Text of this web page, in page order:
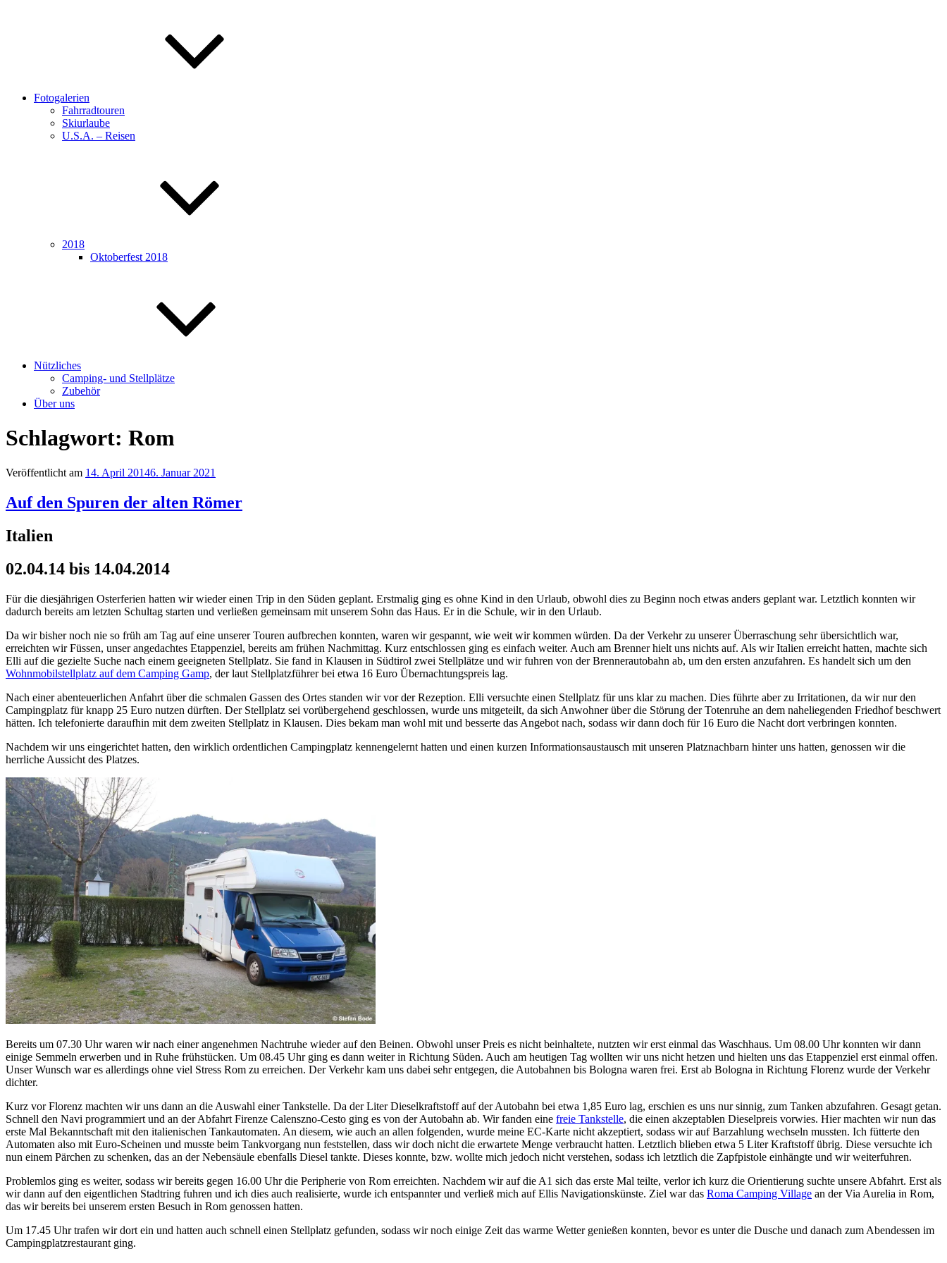
Fotogalerien
Fahrradtouren
Skiurlaube
U.S.A. – Reisen
2018
Oktoberfest 2018
Nützliches
Camping- und Stellplätze
Zubehör
Über uns
Schlagwort: Rom
Veröffentlicht am 14. April 20146. Januar 2021
Auf den Spuren der alten Römer
Italien
02.04.14 bis 14.04.2014
Für die diesjährigen Osterferien hatten wir wieder einen Trip in den Süden geplant. Erstmalig ging es ohne Kind in den Urlaub, obwohl dies zu Beginn noch etwas anders geplant war. Letztlich konnten wir
dadurch bereits am letzten Schultag starten und verließen gemeinsam mit unserem Sohn das Haus. Er in die Schule, wir in den Urlaub.
Da wir bisher noch nie so früh am Tag auf eine unserer Touren aufbrechen konnten, waren wir gespannt, wie weit wir kommen würden. Da der Verkehr zu unserer Überraschung sehr übersichtlich war,
erreichten wir Füssen, unser angedachtes Etappenziel, bereits am frühen Nachmittag. Kurz entschlossen ging es einfach weiter. Auch am Brenner hielt uns nichts auf. Als wir Italien erreicht hatten, machte sich
Elli auf die gezielte Suche nach einem geeigneten Stellplatz. Sie fand in Klausen in Südtirol zwei Stellplätze und wir fuhren von der Brennerautobahn ab, um den ersten anzufahren. Es handelt sich um den
Wohnmobilstellplatz auf dem Camping Gamp, der laut Stellplatzführer bei etwa 16 Euro Übernachtungspreis lag.
Nach einer abenteuerlichen Anfahrt über die schmalen Gassen des Ortes standen wir vor der Rezeption. Elli versuchte einen Stellplatz für uns klar zu machen. Dies führte aber zu Irritationen, da wir nur den
Campingplatz für knapp 25 Euro nutzen dürften. Der Stellplatz sei vorübergehend geschlossen, wurde uns mitgeteilt, da sich Anwohner über die Störung der Totenruhe an dem naheliegenden Friedhof beschwert
hätten. Ich telefonierte daraufhin mit dem zweiten Stellplatz in Klausen. Dies bekam man wohl mit und besserte das Angebot nach, sodass wir dann doch für 16 Euro die Nacht dort verbringen konnten.
Nachdem wir uns eingerichtet hatten, den wirklich ordentlichen Campingplatz kennengelernt hatten und einen kurzen Informationsaustausch mit unseren Platznachbarn hinter uns hatten, genossen wir die
herrliche Aussicht des Platzes.
Bereits um 07.30 Uhr waren wir nach einer angenehmen Nachtruhe wieder auf den Beinen. Obwohl unser Preis es nicht beinhaltete, nutzten wir erst einmal das Waschhaus. Um 08.00 Uhr konnten wir dann
einige Semmeln erwerben und in Ruhe frühstücken. Um 08.45 Uhr ging es dann weiter in Richtung Süden. Auch am heutigen Tag wollten wir uns nicht hetzen und hielten uns das Etappenziel erst einmal offen.
Unser Wunsch war es allerdings ohne viel Stress Rom zu erreichen. Der Verkehr kam uns dabei sehr entgegen, die Autobahnen bis Bologna waren frei. Erst ab Bologna in Richtung Florenz wurde der Verkehr
dichter.
Kurz vor Florenz machten wir uns dann an die Auswahl einer Tankstelle. Da der Liter Dieselkraftstoff auf der Autobahn bei etwa 1,85 Euro lag, erschien es uns nur sinnig, zum Tanken abzufahren. Gesagt getan.
Schnell den Navi programmiert und an der Abfahrt Firenze Calenszno-Cesto ging es von der Autobahn ab. Wir fanden eine freie Tankstelle, die einen akzeptablen Dieselpreis vorwies. Hier machten wir nun das
erste Mal Bekanntschaft mit den italienischen Tankautomaten. An diesem, wie auch an allen folgenden, wurde meine EC-Karte nicht akzeptiert, sodass wir auf Barzahlung wechseln mussten. Ich fütterte den
Automaten also mit Euro-Scheinen und musste beim Tankvorgang nun feststellen, dass wir doch nicht die erwartete Menge verbraucht hatten. Letztlich blieben etwa 5 Liter Kraftstoff übrig. Diese versuchte ich
nun einem Pärchen zu schenken, das an der Nebensäule ebenfalls Diesel tankte. Dieses konnte, bzw. wollte mich jedoch nicht verstehen, sodass ich letztlich die Zapfpistole einhängte und wir weiterfuhren.
Problemlos ging es weiter, sodass wir bereits gegen 16.00 Uhr die Peripherie von Rom erreichten. Nachdem wir auf die A1 sich das erste Mal teilte, verlor ich kurz die Orientierung suchte unsere Abfahrt. Erst als
wir dann auf den eigentlichen Stadtring fuhren und ich dies auch realisierte, wurde ich entspannter und verließ mich auf Ellis Navigationskünste. Ziel war das Roma Camping Village an der Via Aurelia in Rom,
das wir bereits bei unserem ersten Besuch in Rom genossen hatten.
Um 17.45 Uhr trafen wir dort ein und hatten auch schnell einen Stellplatz gefunden, sodass wir noch einige Zeit das warme Wetter genießen konnten, bevor es unter die Dusche und danach zum Abendessen im
Campingplatzrestaurant ging.